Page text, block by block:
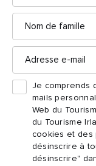
Nom
Adresse
Je comprends
mails
Web du
du Tourisme
cookies et des
désinscrire à
désinscrire"